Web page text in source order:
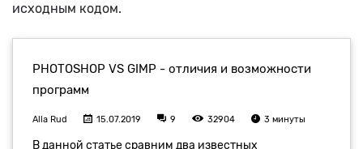
исходным кодом.